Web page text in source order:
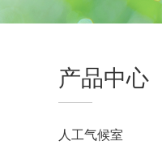
产品中心
人工气候室